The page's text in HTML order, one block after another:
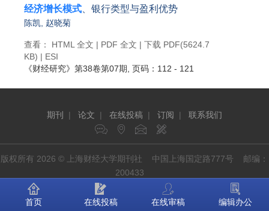
经济增长模式 、银行类型与盈利优势
陈凯 赵晓菊
查看： HTML 全文 | PDF 全文 | 下载 PDF(5624.7
KB) | ESI
《财经研究》 第38卷第07期 , 页码：112 - 121
期刊 | 论文 | 在线投稿 | 订阅 | 联系我们
版权所有 2026 © 上海财经大学期刊社 中国上海国定路777号 邮编：
200433
首页 在线投稿 在线审稿 编辑办公